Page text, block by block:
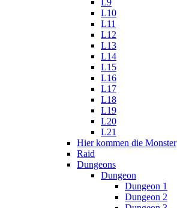
L9
L10
L11
L12
L13
L14
L15
L16
L17
L18
L19
L20
L21
Hier kommen die Monster
Raid
Dungeons
Dungeon
Dungeon 1
Dungeon 2